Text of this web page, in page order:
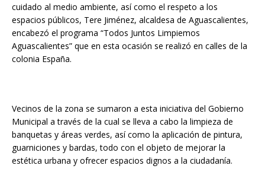
cuidado al medio ambiente, así como el respeto a los
espacios públicos, Tere Jiménez, alcaldesa de Aguascalientes,
encabezó el programa “Todos Juntos Limpiemos
Aguascalientes” que en esta ocasión se realizó en calles de la
colonia España.
Vecinos de la zona se sumaron a esta iniciativa del Gobierno
Municipal a través de la cual se lleva a cabo la limpieza de
banquetas y áreas verdes, así como la aplicación de pintura,
guarniciones y bardas, todo con el objeto de mejorar la
estética urbana y ofrecer espacios dignos a la ciudadanía.